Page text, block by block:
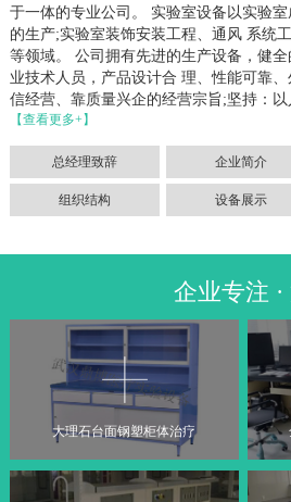
于一体的专业公司。 实验室设备以实验
的生产;实验室装饰安装工程、通风 系统
等领域。 公司拥有先进的生产设备，健
业技术人员，产品设计合 理、性能可靠
信经营、靠质量兴企的经营宗旨;坚持：以
【查看更多+】
总经理致辞 企业简介
组织结构 设备展示
企业专注 ·
大理石台面钢塑柜体治疗